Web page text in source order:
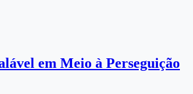
em Meio à Perseguição